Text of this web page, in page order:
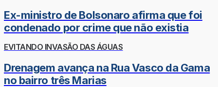
Ex-ministro de Bolsonaro afirma que foi
condenado por crime que não existia
EVITANDO INVASÃO DAS ÁGUAS
Drenagem avança na Rua Vasco da Gama
no bairro três Marias